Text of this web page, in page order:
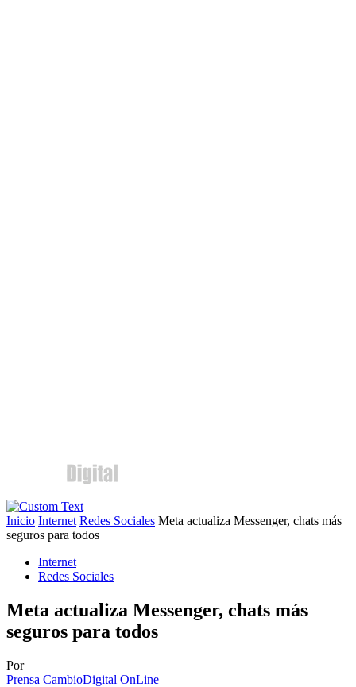
Inicio Internet Redes Sociales Meta actualiza Messenger, chats más
seguros para todos
Internet
Redes Sociales
Meta actualiza Messenger, chats más
seguros para todos
Por
Prensa CambioDigital OnLine